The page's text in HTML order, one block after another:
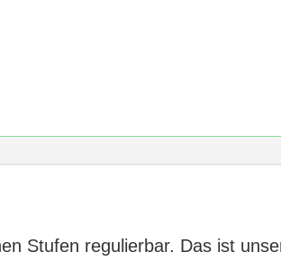
Stufen regulierbar. Das ist